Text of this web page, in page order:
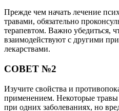
Прежде чем начать лечение
травами, обязательно
терапевтом. Важно убедиться,
взаимодействуют с другими
лекарствами.
СОВЕТ №2
Изучите свойства и
применением. Некоторые
при одних заболеваниях, но